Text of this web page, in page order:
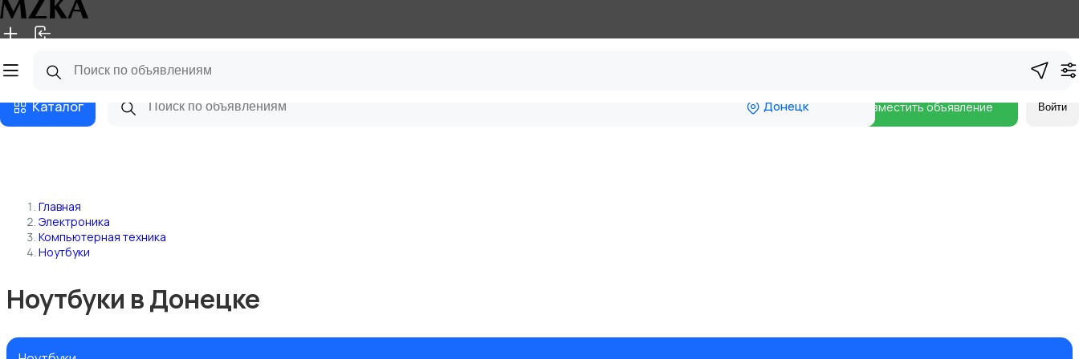
Главная Магазины
Каталог Донецк Разместить объявление Войти
Главная
Электроника
Компьютерная техника
Ноутбуки
Ноутбуки в Донецке